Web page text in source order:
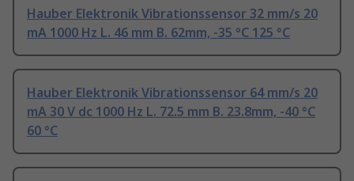
Hauber Elektronik Vibrationssensor 32 mm/s 20
mA 1000 Hz L. 46 mm B. 62mm, -35 °C 125 °C
Hauber Elektronik Vibrationssensor 64 mm/s 20
mA 30 V dc 1000 Hz L. 72.5 mm B. 23.8mm, -40 °C
60 °C